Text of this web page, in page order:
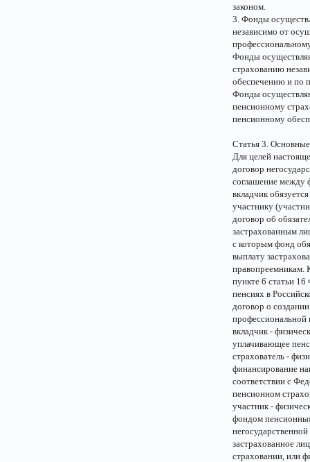
законом.
3. Фонды
независимо от
Фонды
страхованию
обеспечению и по
Фонды
пенсионному
пенсионному
Статья 3.
Для целей
договор
соглашение между
вкладчик
участнику
договор об
застрахованным
с которым фонд
выплату
правопреемникам.
пункте 6 статьи
пенсиях в
договор о
профессиональной
вкладчик -
уплачивающее
страхователь -
финансирование
соответствии с
пенсионном
участник -
фондом
застрахованное
страховании, или